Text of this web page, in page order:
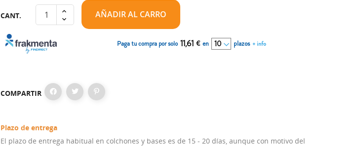
CANT. AÑADIR AL CARRO
Paga tu compra por solo 11,61 € en plazos + info
COMPARTIR
Plazo de entrega
El plazo de entrega habitual en colchones y bases es de 15 - 20 días, aunque con motivo del